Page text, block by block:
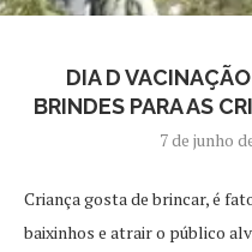
DIA D
BRINDES PARA AS
7 de junho
Criança gosta de brincar, é
baixinhos e atrair o público